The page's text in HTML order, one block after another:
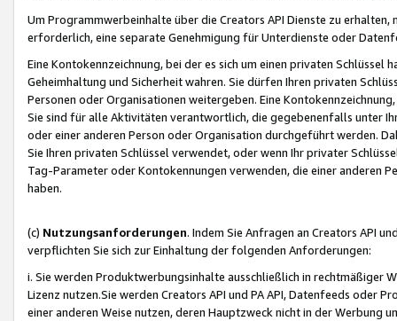
Um Programmwerbeinhalte über die Creators API Dienste zu
erforderlich, eine separate Genehmigung für Unterdienste oder
Eine Kontokennzeichnung, bei der es sich um einen privaten
Geheimhaltung und Sicherheit wahren. Sie dürfen Ihren privaten
Personen oder Organisationen weitergeben. Eine
Sie sind für alle Aktivitäten verantwortlich, die gegebenenfalls unter
oder einer anderen Person oder Organisation durchgeführt werden.
Sie Ihren privaten Schlüssel verwendet, oder wenn Ihr privater
Tag-Parameter oder Kontokennungen verwenden, die einer anderen
haben.
(c) Nutzungsanforderungen. Indem Sie Anfragen an Creators API
verpflichten Sie sich zur Einhaltung der folgenden Anforderungen:
i. Sie werden Produktwerbungsinhalte ausschließlich in rechtmäßiger
Lizenz nutzen.Sie werden Creators API und PA API, Datenfeeds oder
einer anderen Weise nutzen, deren Hauptzweck nicht in der Werbung